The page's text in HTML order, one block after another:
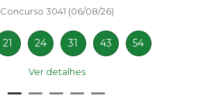
Concurso 3041 (06/08/26)
21 24 31 43 54
Ver detalhes